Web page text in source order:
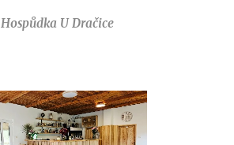
Hospůdka U Dračice